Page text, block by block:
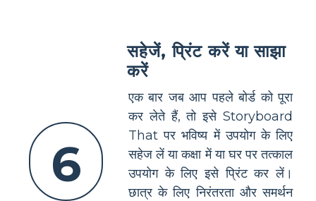
6
सहेजें, प्रिंट करें या साझा
करें
एक बार जब आप पहले बोर्ड को पूरा
कर लेते हैं, तो इसे Storyboard
That पर भविष्य में उपयोग के लिए
सहेज लें या कक्षा में या घर पर तत्काल
उपयोग के लिए इसे प्रिंट कर लें।
छात्र के लिए निरंतरता और समर्थन